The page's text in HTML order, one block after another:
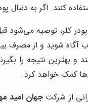
کنند. اگر به دنبال
کلر، توصیه می‌شود
آب آگاه شوید و از
و بهترین نتیجه را
کمک خواهد کرد.
از شرکت جهان امید